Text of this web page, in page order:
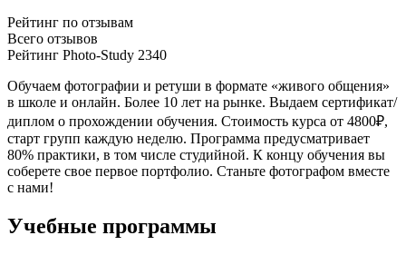
Рейтинг по отзывам
Всего отзывов
Рейтинг Photo-Study 2340
Обучаем фотографии и ретуши в формате «живого общения»
в школе и онлайн. Более 10 лет на рынке. Выдаем сертификат/
диплом о прохождении обучения. Стоимость курса от 4800₽,
старт групп каждую неделю. Программа предусматривает
80% практики, в том числе студийной. К концу обучения вы
соберете свое первое портфолио. Станьте фотографом вместе
с нами!
Учебные программы